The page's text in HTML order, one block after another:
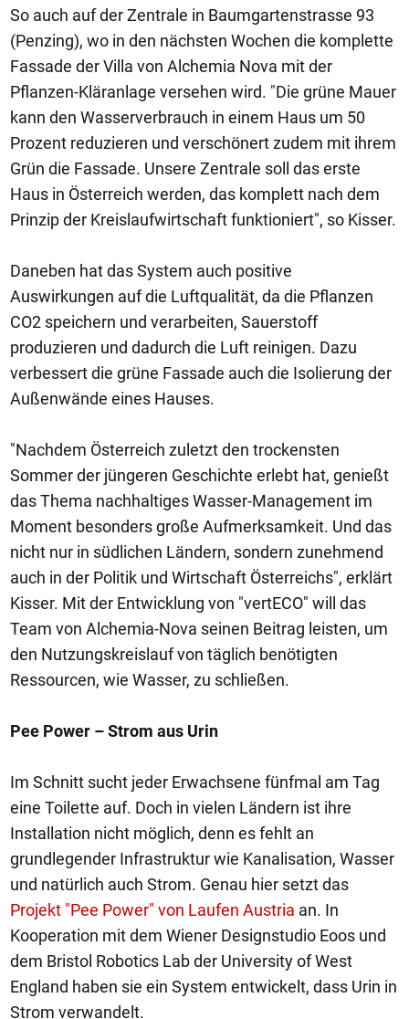
So auch auf der Zentrale in Baumgartenstrasse 93
(Penzing), wo in den nächsten Wochen die komplette
Fassade der Villa von Alchemia Nova mit der
Pflanzen-Kläranlage versehen wird. "Die grüne Mauer
kann den Wasserverbrauch in einem Haus um 50
Prozent reduzieren und verschönert zudem mit ihrem
Grün die Fassade. Unsere Zentrale soll das erste
Haus in Österreich werden, das komplett nach dem
Prinzip der Kreislaufwirtschaft funktioniert", so Kisser.
Daneben hat das System auch positive
Auswirkungen auf die Luftqualität, da die Pflanzen
CO2 speichern und verarbeiten, Sauerstoff
produzieren und dadurch die Luft reinigen. Dazu
verbessert die grüne Fassade auch die Isolierung der
Außenwände eines Hauses.
"Nachdem Österreich zuletzt den trockensten
Sommer der jüngeren Geschichte erlebt hat, genießt
das Thema nachhaltiges Wasser-Management im
Moment besonders große Aufmerksamkeit. Und das
nicht nur in südlichen Ländern, sondern zunehmend
auch in der Politik und Wirtschaft Österreichs", erklärt
Kisser. Mit der Entwicklung von "vertECO" will das
Team von Alchemia-Nova seinen Beitrag leisten, um
den Nutzungskreislauf von täglich benötigten
Ressourcen, wie Wasser, zu schließen.
Pee Power – Strom aus Urin
Im Schnitt sucht jeder Erwachsene fünfmal am Tag
eine Toilette auf. Doch in vielen Ländern ist ihre
Installation nicht möglich, denn es fehlt an
grundlegender Infrastruktur wie Kanalisation, Wasser
und natürlich auch Strom. Genau hier setzt das
Projekt "Pee Power" von Laufen Austria an. In
Kooperation mit dem Wiener Designstudio Eoos und
dem Bristol Robotics Lab der University of West
England haben sie ein System entwickelt, dass Urin in
Strom verwandelt.